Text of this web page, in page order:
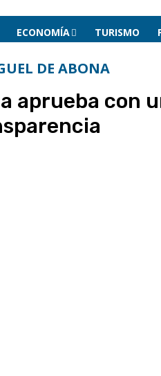
ECONOMÍA TURISMO
DE ABONA
aprueba con